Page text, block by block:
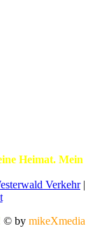
Heimat. Mein
Verkehr|
© by mikeXmedia